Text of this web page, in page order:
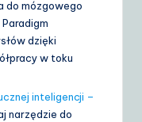
do mózgowego
dzięki
w toku
inteligencji –
narzędzie do